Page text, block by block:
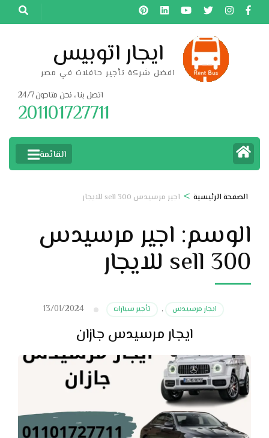
تخطى
إلى
ايجار اتوبيس
افضل شركة تأجير حافلات في مصر
اتصل بنا ، نحن متاحون 24/7
201101727711
القائمة
الصفحة الرئيسية > اجير مرسيدس sell 300 للايجار
الوسم: اجير مرسيدس
sell 300 للايجار
ايجار مرسيدس , تأجير سيارات 13/01/2024
ايجار مرسيدس جازان